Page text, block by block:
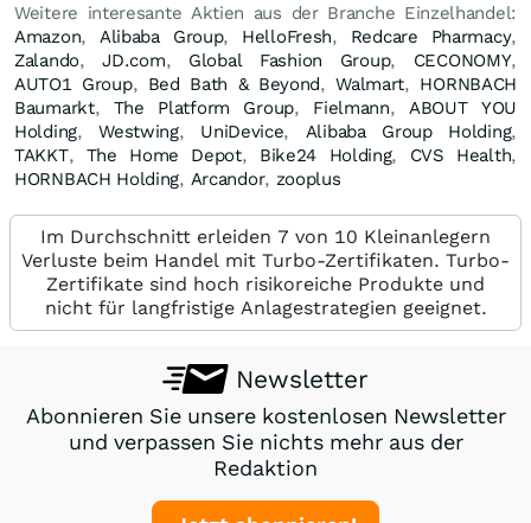
Weitere interesante Aktien aus der Branche Einzelhandel:
Amazon, Alibaba Group, HelloFresh, Redcare Pharmacy,
Zalando,JD.com, Global Fashion Group, CECONOMY,
AUTO1 Group, Bed Bath & Beyond,Walmart, HORNBACH
Baumarkt, The Platform Group, Fielmann, ABOUT YOU
Holding,Westwing, UniDevice, Alibaba Group Holding,
TAKKT, The Home Depot, Bike24 Holding, CVS Health,
HORNBACH Holding, Arcandor, zooplus
Im Durchschnitt erleiden 7 von 10 Kleinanlegern
Verluste beim Handel mit Turbo-Zertifikaten. Turbo-
Zertifikate sind hoch risikoreiche Produkte und
nicht für langfristige Anlagestrategien geeignet.
Newsletter
Abonnieren Sie unsere kostenlosen Newsletter
und verpassen Sie nichts mehr aus der
Redaktion